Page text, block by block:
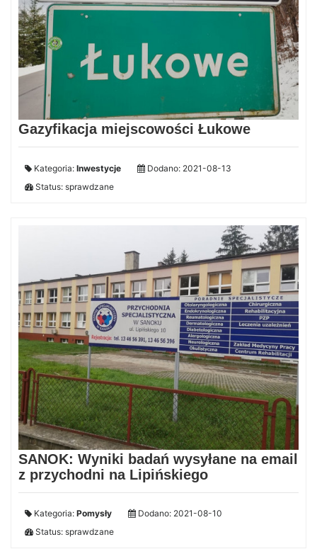
Gazyfikacja miejscowości Łukowe
Kategoria: Inwestycje
Dodano: 2021-08-13
Status: sprawdzane
SANOK: Wyniki badań wysyłane na email
z przychodni na Lipińskiego
Kategoria: Pomysły
Dodano: 2021-08-10
Status: sprawdzane